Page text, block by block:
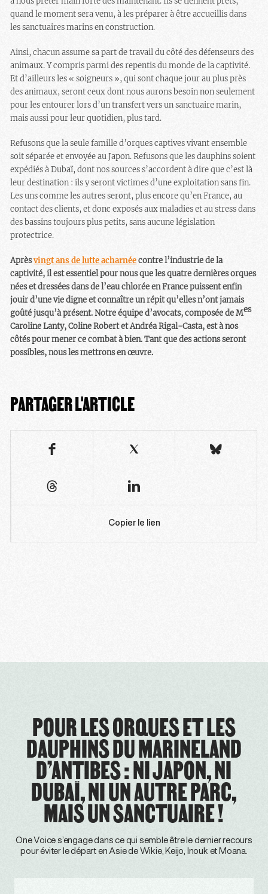
quand le moment sera venu, à les préparer à être accueillis dans
les sanctuaires marins en construction.
Ainsi, chacun assume sa part de travail du côté des défenseurs des
animaux. Y compris parmi des repentis du monde de la captivité.
Et d’ailleurs les « soigneurs », qui sont chaque jour au plus près
des animaux, seront ceux dont nous aurons besoin non seulement
pour les entourer lors d’un transfert vers un sanctuaire marin,
mais aussi pour leur quotidien, plus tard.
Refusons que la seule famille d’orques captives vivant ensemble
soit séparée et envoyée au Japon. Refusons que les dauphins soient
expédiés à Dubaï, dont nos sources s’accordent à dire que c’est là
leur destination : ils y seront victimes d’une exploitation sans fin.
Les uns comme les autres seront, plus encore qu’en France, au
contact des clients, et donc exposés aux maladies et au stress dans
des bassins toujours plus petits, sans aucune législation
protectrice.
Aprèsvingt ans de lutte acharnéecontre l’industrie de la
captivité,il est essentiel pour nous que les quatre dernières orques
nées et dressées dans de l’eau chlorée en France puissent enfin
jouir d’une vie digne et connaître un répit qu’elles n’ont jamais
goûté jusqu’à présent. Notre équipe d’avocats, composée de Mes
Caroline Lanty, Coline Robert et Andréa Rigal-Casta, est à nos
côtés pour mener ce combat à bien. Tant que des actions seront
possibles, nous les mettrons en œuvre.
PARTAGER L'ARTICLE
Copier le lien
POUR LES ORQUES ET LES
DAUPHINS DU MARINELAND
D’ANTIBES : NI JAPON, NI
DUBAÏ, NI UN AUTRE PARC,
MAIS UN SANCTUAIRE !
One Voice s’engage dans ce qui semble être le dernier recours
pour éviter le départ en Asie de Wikie, Keijo, Inouk et Moana.